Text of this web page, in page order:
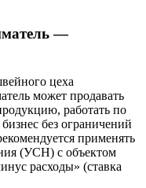
—
цеха
может продавать
работать по
без ограничений
применять
(УСН) с объектом
расходы» (ставка